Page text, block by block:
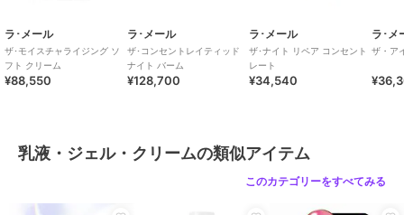
原産国
ラ･メール
ザ･モイスチャライジング ソ
フト クリーム
¥88,550
ラ･メール
ザ･コンセントレイティッド
ナイト バーム
¥128,700
ラ･メール
ザ･ナイト リペア コンセント
レート
¥34,540
ラ･メ
ザ・ア
乳液・ジェル・クリームの類似アイテム
このカテゴリーをすべてみる